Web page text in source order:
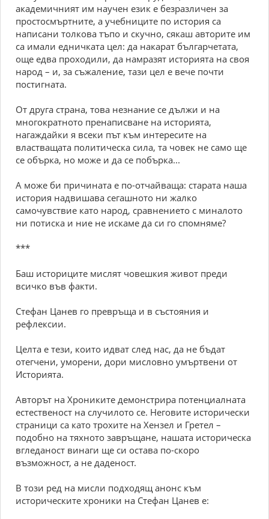
академичният им научен език е безразличен за
простосмъртните, а учебниците по история са
написани толкова тъпо и скучно, сякаш авторите им
са имали едничката цел: да накарат българчетата,
още едва проходили, да намразят историята на своя
народ – и, за съжаление, тази цел е вече почти
постигната.
От друга страна, това незнание се дължи и на
многократното пренаписване на историята,
нагаждайки я всеки път към интересите на
властващата политическа сила, та човек не само ще
се обърка, но може и да се побърка...
А може би причината е по-отчайваща: старата наша
история надвишава сегашното ни жалко
самочувствие като народ, сравнението с миналото
ни потиска и ние не искаме да си го спомняме?
***
Баш историците мислят човешкия живот преди
всичко във факти.
Стефан Цанев го превръща и в състояния и
рефлексии.
Целта е тези, които идват след нас, да не бъдат
отегчени, уморени, дори мисловно умъртвени от
Историята.
Авторът на Хрониките демонстрира потенциалната
естественост на случилото се. Неговите исторически
страници са като трохите на Хензел и Гретел –
подобно на тяхното завръщане, нашата историческа
вгледаност винаги ще си остава по-скоро
възможност, а не даденост.
В този ред на мисли подходящ анонс към
историческите хроники на Стефан Цанев е: